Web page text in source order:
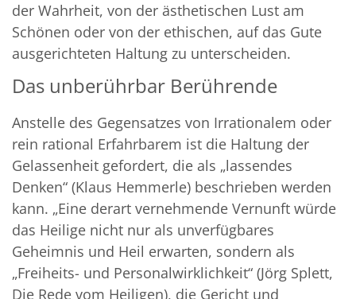
der Wahrheit, von der ästhetischen Lust am
Schönen oder von der ethischen, auf das Gute
ausgerichteten Haltung zu unterscheiden.
Das unberührbar Berührende
Anstelle des Gegensatzes von Irrationalem oder
rein rational Erfahrbarem ist die Haltung der
Gelassenheit gefordert, die als „lassendes
Denken“ (Klaus Hemmerle) beschrieben werden
kann. „Eine derart vernehmende Vernunft würde
das Heilige nicht nur als unverfügbares
Geheimnis und Heil erwarten, sondern als
„Freiheits- und Personalwirklichkeit“ (Jörg Splett,
Die Rede vom Heiligen), die Gericht und